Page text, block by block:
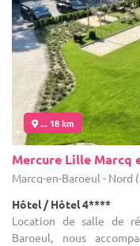
... 18 km
Mercure Lille Marcq
Marcq-en-Baroeul - Nord
Hôtel / Hôtel 4****
Location de salle de
Baroeul, nous